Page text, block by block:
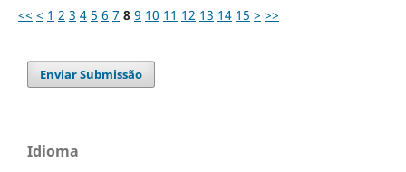
<< < 1 2 3 4 5 6 7 8 9 10 11 12 13 14 15 > >>
Enviar Submissão
Idioma